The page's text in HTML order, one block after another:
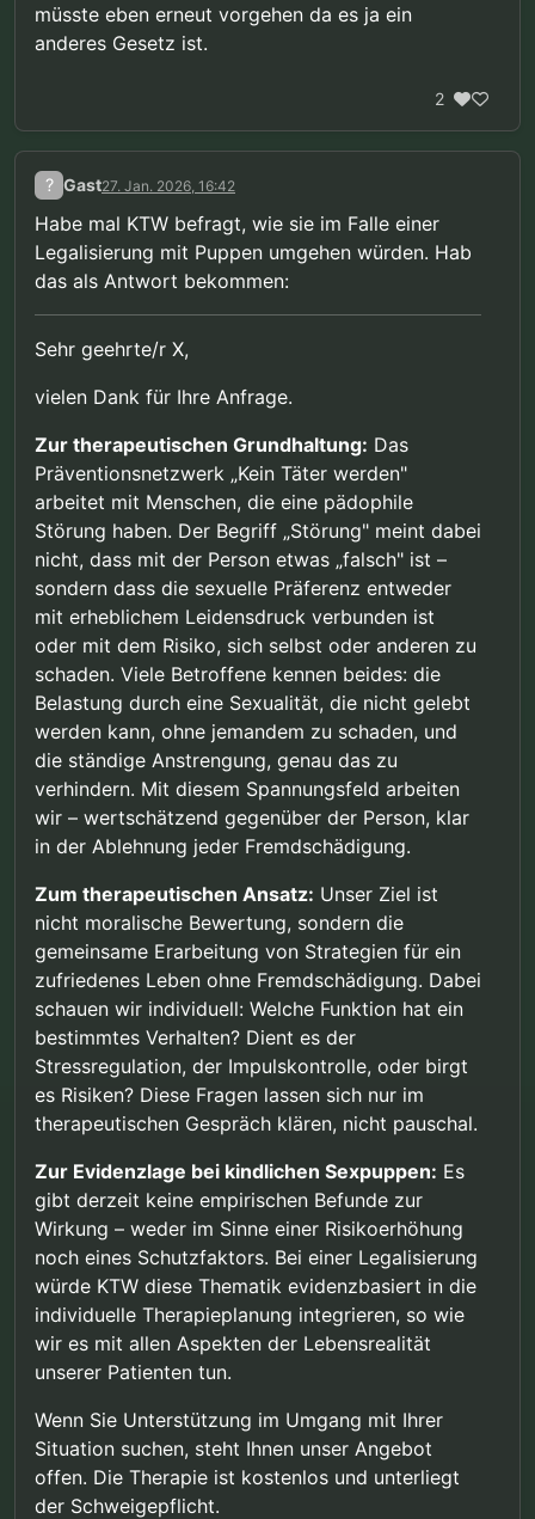
müsste eben erneut vorgehen da es ja ein
anderes Gesetz ist.
2
? Gast27. Jan. 2026, 16:42
Habe mal KTW befragt, wie sie im Falle einer
Legalisierung mit Puppen umgehen würden. Hab
das als Antwort bekommen:
Sehr geehrte/r X,
vielen Dank für Ihre Anfrage.
Zur therapeutischen Grundhaltung: Das
Präventionsnetzwerk „Kein Täter werden"
arbeitet mit Menschen, die eine pädophile
Störung haben. Der Begriff „Störung" meint dabei
nicht, dass mit der Person etwas „falsch" ist –
sondern dass die sexuelle Präferenz entweder
mit erheblichem Leidensdruck verbunden ist
oder mit dem Risiko, sich selbst oder anderen zu
schaden. Viele Betroffene kennen beides: die
Belastung durch eine Sexualität, die nicht gelebt
werden kann, ohne jemandem zu schaden, und
die ständige Anstrengung, genau das zu
verhindern. Mit diesem Spannungsfeld arbeiten
wir – wertschätzend gegenüber der Person, klar
in der Ablehnung jeder Fremdschädigung.
Zum therapeutischen Ansatz: Unser Ziel ist
nicht moralische Bewertung, sondern die
gemeinsame Erarbeitung von Strategien für ein
zufriedenes Leben ohne Fremdschädigung. Dabei
schauen wir individuell: Welche Funktion hat ein
bestimmtes Verhalten? Dient es der
Stressregulation, der Impulskontrolle, oder birgt
es Risiken? Diese Fragen lassen sich nur im
therapeutischen Gespräch klären, nicht pauschal.
Zur Evidenzlage bei kindlichen Sexpuppen: Es
gibt derzeit keine empirischen Befunde zur
Wirkung – weder im Sinne einer Risikoerhöhung
noch eines Schutzfaktors. Bei einer Legalisierung
würde KTW diese Thematik evidenzbasiert in die
individuelle Therapieplanung integrieren, so wie
wir es mit allen Aspekten der Lebensrealität
unserer Patienten tun.
Wenn Sie Unterstützung im Umgang mit Ihrer
Situation suchen, steht Ihnen unser Angebot
offen. Die Therapie ist kostenlos und unterliegt
der Schweigepflicht.